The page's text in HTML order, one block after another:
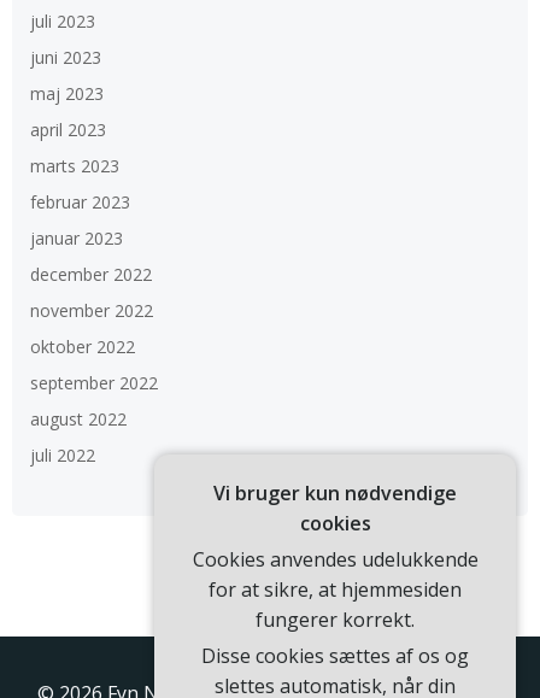
juli 2023
juni 2023
maj 2023
april 2023
marts 2023
februar 2023
januar 2023
december 2022
november 2022
oktober 2022
september 2022
august 2022
juli 2022
Vi bruger kun nødvendige
cookies
Cookies anvendes udelukkende
for at sikre, at hjemmesiden
fungerer korrekt.
Disse cookies sættes af os og
slettes automatisk, når din